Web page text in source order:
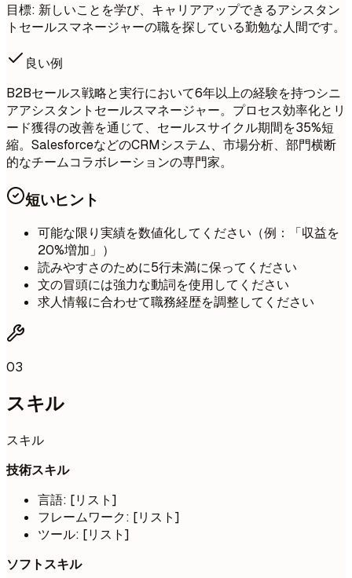
目標: 新しいことを学び、キャリアアップできるアシスタン
トセールスマネージャーの職を探している勤勉な人間です。
良い例
B2Bセールス戦略と実行において6年以上の経験を持つシニ
アアシスタントセールスマネージャー。プロセス効率化とリ
ード獲得の改善を通じて、セールスサイクル期間を35%短
縮。SalesforceなどのCRMシステム、市場分析、部門横断
的なチームコラボレーションの専門家。
短いヒント
可能な限り実績を数値化してください（例：「収益を
20%増加」）
読みやすさのために5行未満に保ってください
文の冒頭には強力な動詞を使用してください
求人情報に合わせて職務経歴を調整してください
03
スキル
スキル
技術スキル
言語: [リスト]
フレームワーク: [リスト]
ツール: [リスト]
ソフトスキル